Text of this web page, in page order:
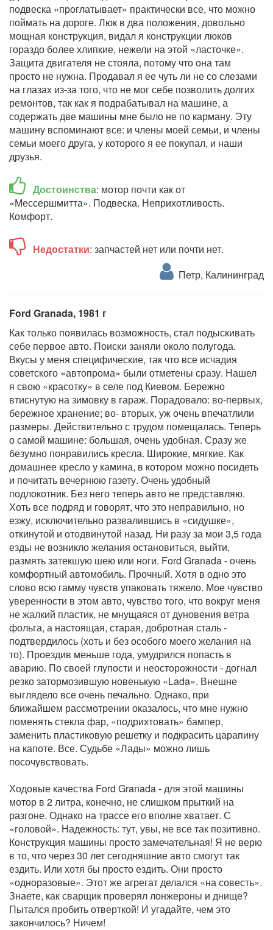
подвеска «проглатывает» практически все, что можно
поймать на дороге. Люк в два положения, довольно
мощная конструкция, видал я конструкции люков
гораздо более хлипкие, нежели на этой «ласточке».
Защита двигателя не стояла, потому что она там
просто не нужна. Продавал я ее чуть ли не со слезами
на глазах из-за того, что не мог себе позволить долгих
ремонтов, так как я подрабатывал на машине, а
содержать две машины мне было не по карману. Эту
машину вспоминают все: и члены моей семьи, и члены
семьи моего друга, у которого я ее покупал, и наши
друзья.
Достоинства: мотор почти как от
«Мессершмитта». Подвеска. Неприхотливость.
Комфорт.
Недостатки: запчастей нет или почти нет.
Петр, Калининград
Ford Granada, 1981 г
Как только появилась возможность, стал подыскивать
себе первое авто. Поиски заняли около полугода.
Вкусы у меня специфические, так что все исчадия
советского «автопрома» были отметены сразу. Нашел
я свою «красотку» в селе под Киевом. Бережно
втиснутую на зимовку в гараж. Порадовало: во-первых,
бережное хранение; во- вторых, уж очень впечатлили
размеры. Действительно с трудом помещалась. Теперь
о самой машине: большая, очень удобная. Сразу же
безумно понравились кресла. Широкие, мягкие. Как
домашнее кресло у камина, в котором можно посидеть
и почитать вечернюю газету. Очень удобный
подлокотник. Без него теперь авто не представляю.
Хоть все подряд и говорят, что это неправильно, но
езжу, исключительно развалившись в «сидушке»,
откинутой и отодвинутой назад. Ни разу за мои 3,5 года
езды не возникло желания остановиться, выйти,
размять затекшую шею или ноги. Ford Granada - очень
комфортный автомобиль. Прочный. Хотя в одно это
слово всю гамму чувств упаковать тяжело. Мое чувство
уверенности в этом авто, чувство того, что вокруг меня
не жалкий пластик, не мнущаяся от дуновения ветра
фольга, а настоящая, старая, добротная сталь -
подтвердилось (хоть и без особого моего желания на
то). Проездив меньше года, умудрился попасть в
аварию. По своей глупости и неосторожности - догнал
резко затормозившую новенькую «Lada». Внешне
выглядело все очень печально. Однако, при
ближайшем рассмотрении оказалось, что мне нужно
поменять стекла фар, «подрихтовать» бампер,
заменить пластиковую решетку и подкрасить царапину
на капоте. Все. Судьбе «Лады» можно лишь
посочувствовать.
Ходовые качества Ford Granada - для этой машины
мотор в 2 литра, конечно, не слишком прыткий на
разгоне. Однако на трассе его вполне хватает. С
«головой». Надежность: тут, увы, не все так позитивно.
Конструкция машины просто замечательная! Я не верю
в то, что через 30 лет сегодняшние авто смогут так
ездить. Или хотя бы просто ездить. Они просто
«одноразовые». Этот же агрегат делался «на совесть».
Знаете, как сварщик проверял лонжероны и днище?
Пытался пробить отверткой! И угадайте, чем это
закончилось? Ничем!